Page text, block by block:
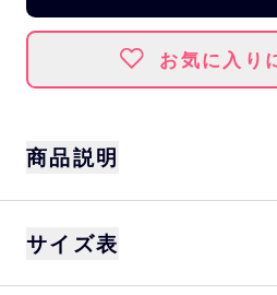
お気に入り
商品説明
催に合わせ、スペシャル
サイズ表